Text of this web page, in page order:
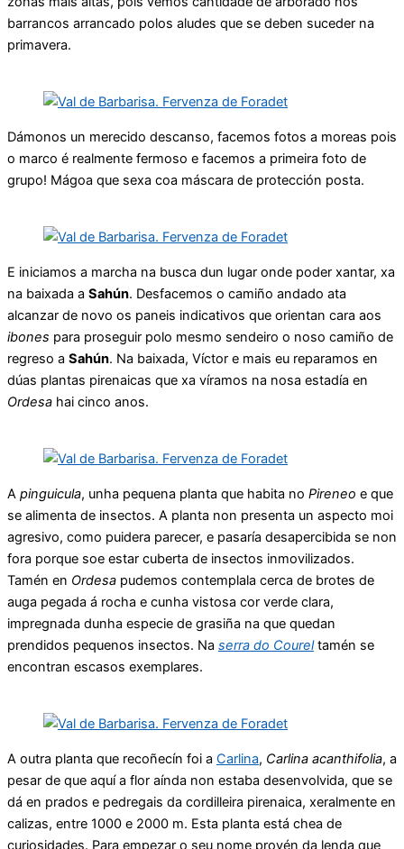
barrancos arrancado polos aludes que se deben suceder na
primavera.
Dámonos un merecido descanso, facemos fotos a moreas pois
o marco é realmente fermoso e facemos a primeira foto de
grupo! Mágoa que sexa coa máscara de protección posta.
E iniciamos a marcha na busca dun lugar onde poder xantar, xa
na baixada a Sahún. Desfacemos o camiño andado ata
alcanzar de novo os paneis indicativos que orientan cara aos
ibones para proseguir polo mesmo sendeiro o noso camiño de
regreso a Sahún. Na baixada, Víctor e mais eu reparamos en
dúas plantas pirenaicas que xa víramos na nosa estadía en
Ordesa hai cinco anos.
A pinguicula, unha pequena planta que habita no Pireneo e que
se alimenta de insectos. A planta non presenta un aspecto moi
agresivo, como puidera parecer, e pasaría desapercibida se non
fora porque soe estar cuberta de insectos inmovilizados.
Tamén en Ordesa pudemos contemplala cerca de brotes de
auga pegada á rocha e cunha vistosa cor verde clara,
impregnada dunha especie de grasiña na que quedan
prendidos pequenos insectos. Na serra do Coureltamén se
encontran escasos exemplares.
A outra planta que recoñecín foi a Carlina, Carlina acanthifolia, a
pesar de que aquí a flor aínda non estaba desenvolvida, que se
dá en prados e pedregais da cordilleira pirenaica, xeralmente en
calizas, entre 1000 e 2000 m. Esta planta está chea de
curiosidades. Para empezar o seu nome provén da lenda que